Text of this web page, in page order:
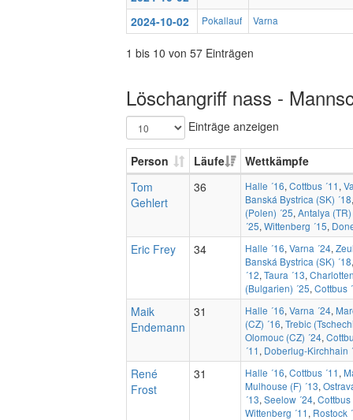
2024-10-02 Pokallauf Varna
1 bis 10 von 57 Einträgen
Löschangriff nass -
Einträge anzeigen
Person Läufe
Wettkämpfe
Tom
Gehlert
36 Halle ´16, Cottbus ´11 ,
Banská Bystrica (SK) ´18
(Polen) ´25, Antalya (TR)
´25, Wittenberg ´15,
Eric Frey 34 Halle ´16, Varna ´24,
Banská Bystrica (SK) ´18
´12, Taura ´13,
(Bulgarien) ´25, Cottbus
Maik
Endemann
31 Halle ´16, Varna ´24,
(CZ) ´16, Trebic
Olomouc (CZ) ´24,
´11 , Doberlug-Kirchhain
René
Frost
31 Halle ´16, Cottbus ´11 ,
Mulhouse (F) ´13,
´13, Seelow ´24, Cottbus
Wittenberg ´11 , Rostock